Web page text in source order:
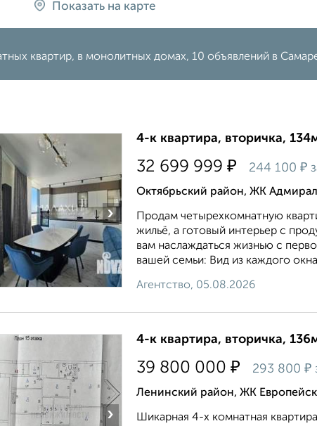
Показать на карте
квартир, в монолитных домах, 10 объявлений в
›
4-к квартира, вторичка,
32 699 999 ₽ 244 100 ₽
Октябрьский район, ЖК
Продам четырехкомнатную
жильё, а готовый интерьер с
вам наслаждаться жизнью с
вашей семьи: Вид из каждого
Агентство, 05.08.2026
›
4-к квартира, вторичка,
39 800 000 ₽ 293 800 ₽
Ленинский район, ЖК
Шикарная 4-х комнатная